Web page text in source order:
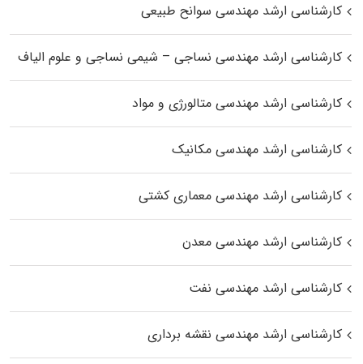
کارشناسی ارشد مهندسی سوانح طبیعی
کارشناسی ارشد مهندسی نساجی – شیمی نساجی و علوم الیاف
کارشناسی ارشد مهندسی متالورژی و مواد
کارشناسی ارشد مهندسی مکانیک
کارشناسی ارشد مهندسی معماری کشتی
کارشناسی ارشد مهندسی معدن
کارشناسی ارشد مهندسی نفت
کارشناسی ارشد مهندسی نقشه برداری